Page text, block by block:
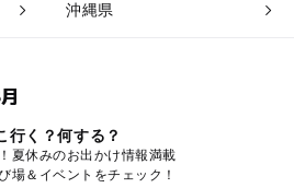
沖縄県
行く？何する？
夏休みのお出かけ情報満載
場＆イベントをチェック！